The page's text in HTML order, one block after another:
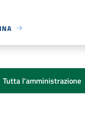
Tutta l'amministrazione